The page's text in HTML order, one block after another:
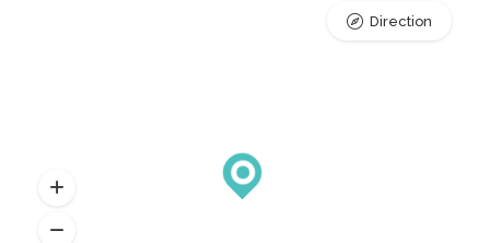
Direction